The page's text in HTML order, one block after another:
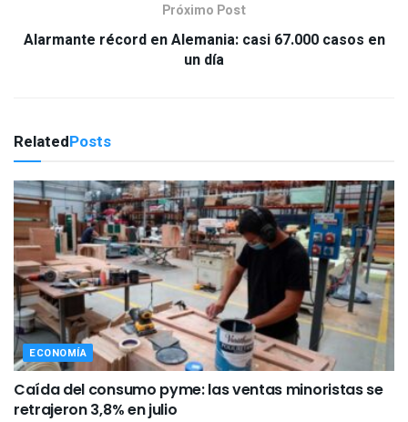
Próximo Post
Alarmante récord en Alemania: casi 67.000 casos en
un día
RelatedPosts
ECONOMÍA
Caída del consumo pyme: las ventas minoristas se
retrajeron 3,8% en julio